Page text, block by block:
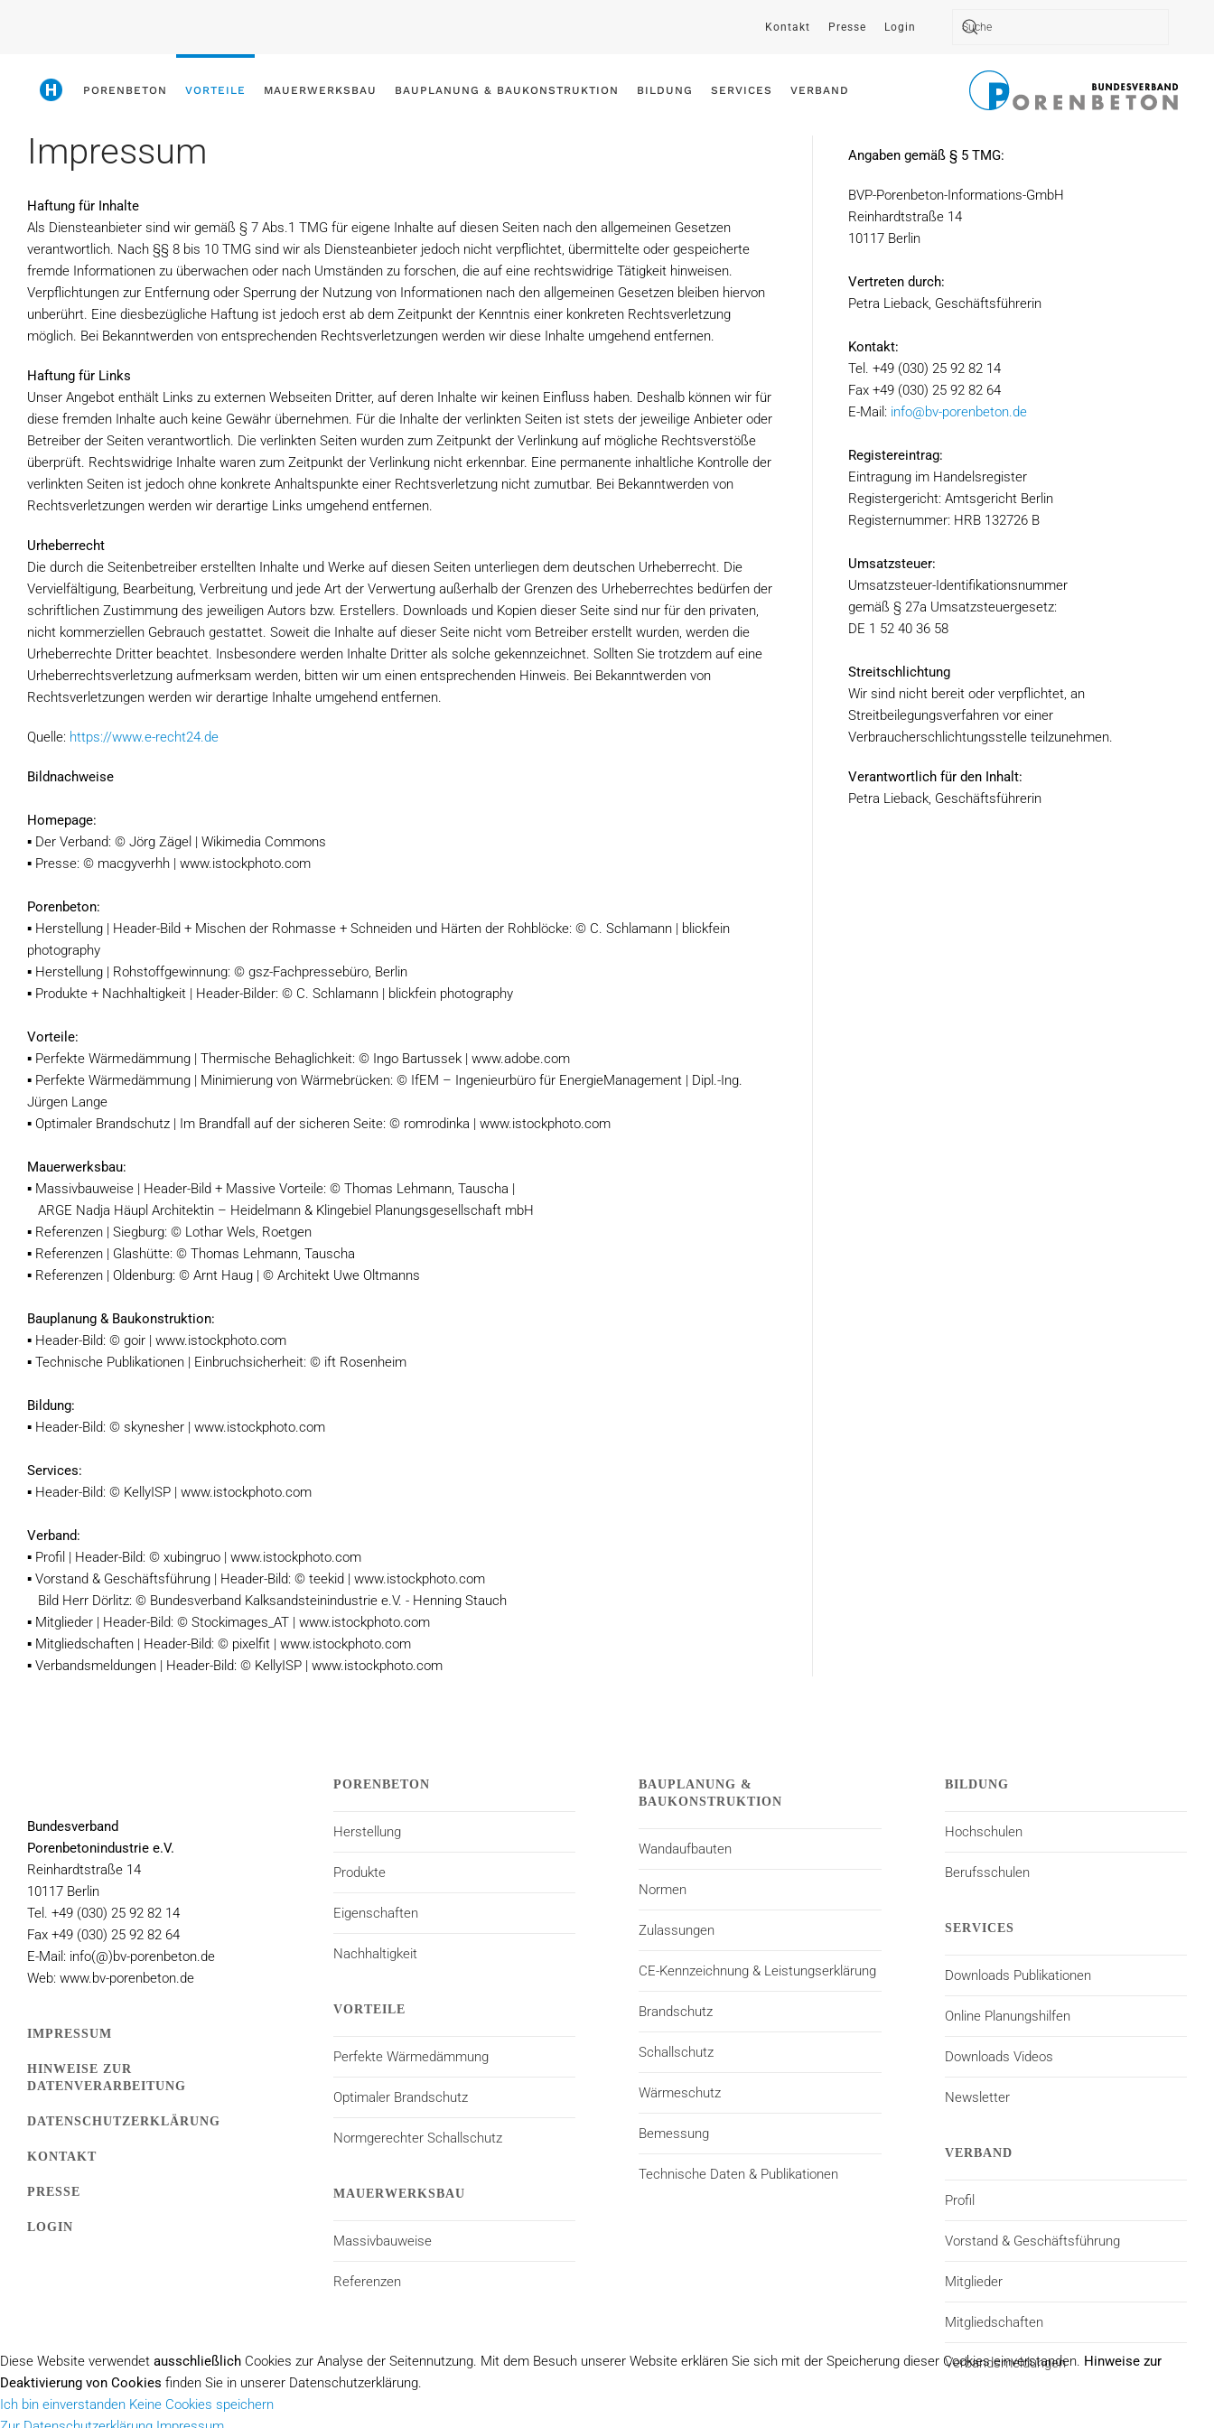
main
content
Kontakt Presse Login
PORENBETON VORTEILE MAUERWERKSBAU BAUPLANUNG & BAUKONSTRUKTION BILDUNG SERVICES VERBAND
Impressum
Haftung für Inhalte
Als Diensteanbieter sind wir gemäß § 7 Abs.1 TMG für eigene Inhalte auf diesen Seiten nach den allgemeinen Gesetzen
verantwortlich. Nach §§ 8 bis 10 TMG sind wir als Diensteanbieter jedoch nicht verpflichtet, übermittelte oder gespeicherte
fremde Informationen zu überwachen oder nach Umständen zu forschen, die auf eine rechtswidrige Tätigkeit hinweisen.
Verpflichtungen zur Entfernung oder Sperrung der Nutzung von Informationen nach den allgemeinen Gesetzen bleiben hiervon
unberührt. Eine diesbezügliche Haftung ist jedoch erst ab dem Zeitpunkt der Kenntnis einer konkreten Rechtsverletzung
möglich. Bei Bekanntwerden von entsprechenden Rechtsverletzungen werden wir diese Inhalte umgehend entfernen.
Haftung für Links
Unser Angebot enthält Links zu externen Webseiten Dritter, auf deren Inhalte wir keinen Einfluss haben. Deshalb können wir für
diese fremden Inhalte auch keine Gewähr übernehmen. Für die Inhalte der verlinkten Seiten ist stets der jeweilige Anbieter oder
Betreiber der Seiten verantwortlich. Die verlinkten Seiten wurden zum Zeitpunkt der Verlinkung auf mögliche Rechtsverstöße
überprüft. Rechtswidrige Inhalte waren zum Zeitpunkt der Verlinkung nicht erkennbar. Eine permanente inhaltliche Kontrolle der
verlinkten Seiten ist jedoch ohne konkrete Anhaltspunkte einer Rechtsverletzung nicht zumutbar. Bei Bekanntwerden von
Rechtsverletzungen werden wir derartige Links umgehend entfernen.
Urheberrecht
Die durch die Seitenbetreiber erstellten Inhalte und Werke auf diesen Seiten unterliegen dem deutschen Urheberrecht. Die
Vervielfältigung, Bearbeitung, Verbreitung und jede Art der Verwertung außerhalb der Grenzen des Urheberrechtes bedürfen der
schriftlichen Zustimmung des jeweiligen Autors bzw. Erstellers. Downloads und Kopien dieser Seite sind nur für den privaten,
nicht kommerziellen Gebrauch gestattet. Soweit die Inhalte auf dieser Seite nicht vom Betreiber erstellt wurden, werden die
Urheberrechte Dritter beachtet. Insbesondere werden Inhalte Dritter als solche gekennzeichnet. Sollten Sie trotzdem auf eine
Urheberrechtsverletzung aufmerksam werden, bitten wir um einen entsprechenden Hinweis. Bei Bekanntwerden von
Rechtsverletzungen werden wir derartige Inhalte umgehend entfernen.
Quelle: https://www.e-recht24.de
Bildnachweise
Homepage:
▪ Der Verband: © Jörg Zägel | Wikimedia Commons
▪ Presse: © macgyverhh | www.istockphoto.com
Porenbeton:
▪ Herstellung | Header-Bild + Mischen der Rohmasse + Schneiden und Härten der Rohblöcke: © C. Schlamann | blickfein
photography
▪ Herstellung | Rohstoffgewinnung: © gsz-Fachpressebüro, Berlin
▪ Produkte + Nachhaltigkeit | Header-Bilder: © C. Schlamann | blickfein photography
Vorteile:
▪ Perfekte Wärmedämmung | Thermische Behaglichkeit: © Ingo Bartussek | www.adobe.com
▪ Perfekte Wärmedämmung | Minimierung von Wärmebrücken: © IfEM – Ingenieurbüro für EnergieManagement | Dipl.-Ing.
Jürgen Lange
▪ Optimaler Brandschutz | Im Brandfall auf der sicheren Seite: © romrodinka | www.istockphoto.com
Mauerwerksbau:
▪ Massivbauweise | Header-Bild + Massive Vorteile: © Thomas Lehmann, Tauscha |
ARGE Nadja Häupl Architektin – Heidelmann & Klingebiel Planungsgesellschaft mbH
▪ Referenzen | Siegburg: © Lothar Wels, Roetgen
▪ Referenzen | Glashütte: © Thomas Lehmann, Tauscha
▪ Referenzen | Oldenburg: © Arnt Haug | © Architekt Uwe Oltmanns
Bauplanung & Baukonstruktion:
▪ Header-Bild: © goir | www.istockphoto.com
▪ Technische Publikationen | Einbruchsicherheit: © ift Rosenheim
Bildung:
▪ Header-Bild: © skynesher | www.istockphoto.com
Services:
▪ Header-Bild: © KellyISP | www.istockphoto.com
Verband:
▪ Profil | Header-Bild: © xubingruo | www.istockphoto.com
▪ Vorstand & Geschäftsführung | Header-Bild: © teekid | www.istockphoto.com
Bild Herr Dörlitz: © Bundesverband Kalksandsteinindustrie e.V. - Henning Stauch
▪ Mitglieder | Header-Bild: © Stockimages_AT | www.istockphoto.com
▪ Mitgliedschaften | Header-Bild: © pixelfit | www.istockphoto.com
▪ Verbandsmeldungen | Header-Bild: © KellyISP | www.istockphoto.com
Angaben gemäß § 5 TMG:
BVP-Porenbeton-Informations-GmbH
Reinhardtstraße 14
10117 Berlin
Vertreten durch:
Petra Lieback, Geschäftsführerin
Kontakt:
Tel. +49 (030) 25 92 82 14
Fax +49 (030) 25 92 82 64
E-Mail: info@bv-porenbeton.de
Registereintrag:
Eintragung im Handelsregister
Registergericht: Amtsgericht Berlin
Registernummer: HRB 132726 B
Umsatzsteuer:
Umsatzsteuer-Identifikationsnummer
gemäß § 27a Umsatzsteuergesetz:
DE 1 52 40 36 58
Streitschlichtung
Wir sind nicht bereit oder verpflichtet, an
Streitbeilegungsverfahren vor einer
Verbraucherschlichtungsstelle teilzunehmen.
Verantwortlich für den Inhalt:
Petra Lieback, Geschäftsführerin
Bundesverband
Porenbetonindustrie e.V.
Reinhardtstraße 14
10117 Berlin
Tel. +49 (030) 25 92 82 14
Fax +49 (030) 25 92 82 64
E-Mail: info(@)bv-porenbeton.de
Web: www.bv-porenbeton.de
IMPRESSUM
HINWEISE ZUR
DATENVERARBEITUNG
DATENSCHUTZERKLÄRUNG
KONTAKT
PRESSE
LOGIN
PORENBETON
Herstellung
Produkte
Eigenschaften
Nachhaltigkeit
VORTEILE
Perfekte Wärmedämmung
Optimaler Brandschutz
Normgerechter Schallschutz
MAUERWERKSBAU
Massivbauweise
Referenzen
BAUPLANUNG &
BAUKONSTRUKTION
Wandaufbauten
Normen
Zulassungen
CE-Kennzeichnung & Leistungserklärung
Brandschutz
Schallschutz
Wärmeschutz
Bemessung
Technische Daten & Publikationen
BILDUNG
Hochschulen
Berufsschulen
SERVICES
Downloads Publikationen
Online Planungshilfen
Downloads Videos
Newsletter
VERBAND
Profil
Vorstand & Geschäftsführung
Mitglieder
Mitgliedschaften
Verbandsmeldungen
Diese Website verwendet ausschließlich Cookies zur Analyse der Seitennutzung. Mit dem Besuch unserer Website erklären Sie sich mit der Speicherung dieser Cookies einverstanden. Hinweise zur
Deaktivierung von Cookies finden Sie in unserer Datenschutzerklärung.
Ich bin einverstanden Keine Cookies speichern